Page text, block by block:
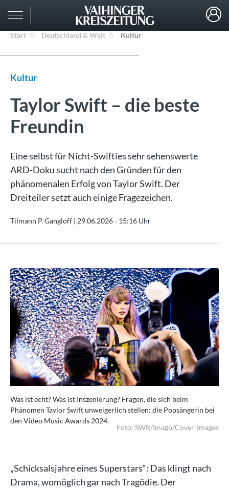
Start Deutschland & Welt Kultur
Kultur
Taylor Swift – die beste
Freundin
Eine selbst für Nicht-Swifties sehr sehenswerte
ARD-Doku sucht nach den Gründen für den
phänomenalen Erfolg von Taylor Swift. Der
Dreiteiler setzt auch einige Fragezeichen.
Tilmann P. Gangloff | 29.06.2026 - 15:16 Uhr
Was ist echt? Was ist Inszenierung? Fragen, die sich beim
Phänomen Taylor Swift unweigerlich stellen: die Popsängerin bei
den Video Music Awards 2024.
Foto: SWR/Imago/Cover-Images
„Schicksalsjahre eines Superstars“: Das klingt nach
Drama, womöglich gar nach Tragödie. Der